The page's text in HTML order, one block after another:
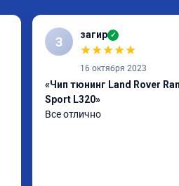
З загир ✓
★★★★★
16 октября 2023
«Чип тюнинг Land Rover
Sport L320»
Все отлично